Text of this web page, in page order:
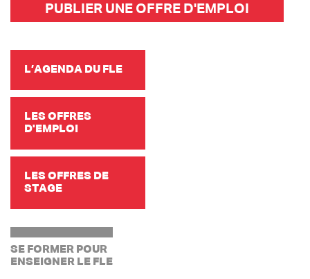
PUBLIER UNE OFFRE D'EMPLOI
L’AGENDA DU FLE
LES OFFRES
D'EMPLOI
LES OFFRES DE
STAGE
SE FORMER POUR
ENSEIGNER LE FLE